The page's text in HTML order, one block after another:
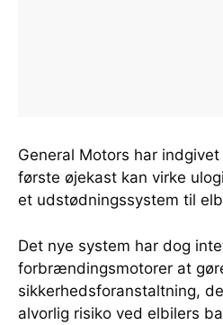
General Motors har
første øjekast kan virke
et udstødningssystem til
Det nye system har dog
forbrændingsmotorer at
sikkerhedsforanstaltning,
alvorlig risiko ved elbilers